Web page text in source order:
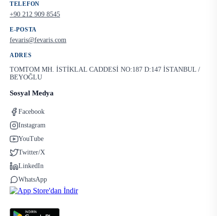
TELEFON
+90 212 909 8545
E-POSTA
fevaris@fevaris.com
ADRES
TOMTOM MH. İSTİKLAL CADDESİ NO:187 D:147 İSTANBUL /
BEYOĞLU
Sosyal Medya
Facebook
Instagram
YouTube
Twitter/X
LinkedIn
WhatsApp